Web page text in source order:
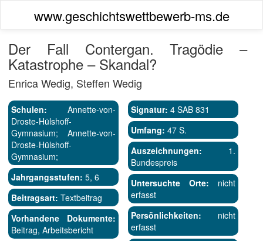
www.geschichtswettbewerb-ms.de
Der Fall Contergan. Tragödie –
Katastrophe – Skandal?
Enrica Wedig, Steffen Wedig
Schulen: Annette-von-
Droste-Hülshoff-
Gymnasium; Annette-von-
Droste-Hülshoff-
Gymnasium;
Jahrgangsstufen: 5, 6
Beitragsart: Textbeitrag
Vorhandene Dokumente:
Beitrag, Arbeitsbericht
Signatur: 4 SAB 831
Umfang: 47 S.
Auszeichnungen: 1.
Bundespreis
Untersuchte Orte: nicht
erfasst
Persönlichkeiten: nicht
erfasst